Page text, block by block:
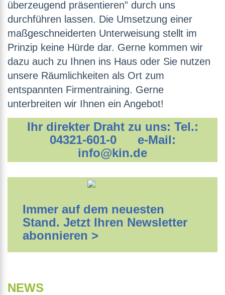
überzeugend präsentieren” durch uns
durchführen lassen. Die Umsetzung einer
maßgeschneiderten Unterweisung stellt im
Prinzip keine Hürde dar. Gerne kommen wir
dazu auch zu Ihnen ins Haus oder Sie nutzen
unsere Räumlichkeiten als Ort zum
entspannten Firmentraining. Gerne
unterbreiten wir Ihnen ein Angebot!
Ihr direkter Draht zu uns: Tel.:
04321-601-0 e-Mail:
info@kin.de
Immer auf dem neuesten
Stand. Jetzt Ihren Newsletter
abonnieren >
NEWS